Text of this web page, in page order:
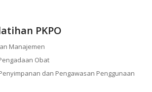
PKPO
Manajemen
Obat
dan Pengawasan Penggunaan